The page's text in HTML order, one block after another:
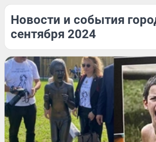
Новости и события
сентября 2024